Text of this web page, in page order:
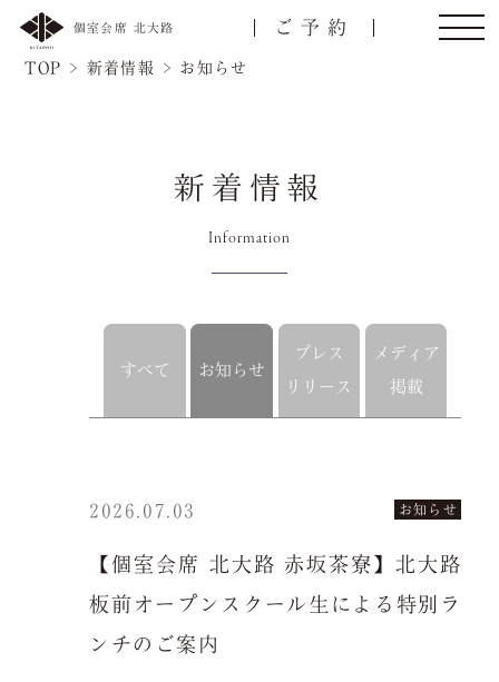
個室会席 北大路 ご予約
名様
ご予約は当サイトが 最もお得です。
ご接待/会食
TOP > 新着情報 > お知らせ
新着情報
Information
すべて お知らせ
プレス
リリース
メディア
掲載
2026.07.03 お知らせ
【個室会席 北大路 赤坂茶寮】北大路
板前オープンスクール生による特別ラ
ンチのご案内